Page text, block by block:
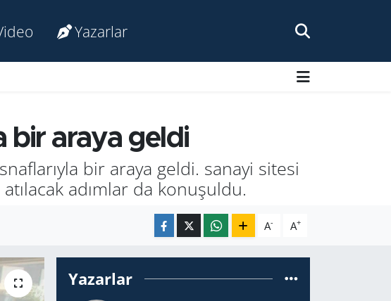
Yazarlar
bir araya geldi
bir araya geldi. sanayi sitesi
adımlar da konuşuldu.
A- A+
Yazarlar